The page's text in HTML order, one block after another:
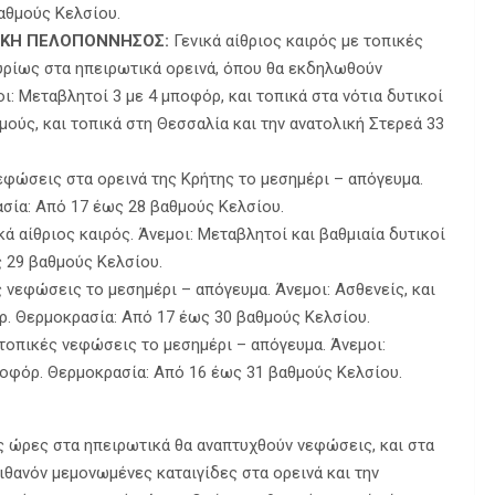
Κελσίου.
ΠΕΛΟΠΟΝΝΗΣΟΣ: Γενικά αίθριος καιρός με τοπικές
στα ηπειρωτικά ορεινά, όπου θα εκδηλωθούν
Μεταβλητοί 3 με 4 μποφόρ, και τοπικά στα νότια δυτικοί
και τοπικά στη Θεσσαλία και την ανατολική Στερεά 33
στα ορεινά της Κρήτης το μεσημέρι – απόγευμα.
Από 17 έως 28 βαθμούς Κελσίου.
αίθριος καιρός. Άνεμοι: Μεταβλητοί και βαθμιαία δυτικοί
βαθμούς Κελσίου.
το μεσημέρι – απόγευμα. Άνεμοι: Ασθενείς, και
Θερμοκρασία: Από 17 έως 30 βαθμούς Κελσίου.
νεφώσεις το μεσημέρι – απόγευμα. Άνεμοι:
Θερμοκρασία: Από 16 έως 31 βαθμούς Κελσίου.
ώρες στα ηπειρωτικά θα αναπτυχθούν νεφώσεις, και στα
μεμονωμένες καταιγίδες στα ορεινά και την